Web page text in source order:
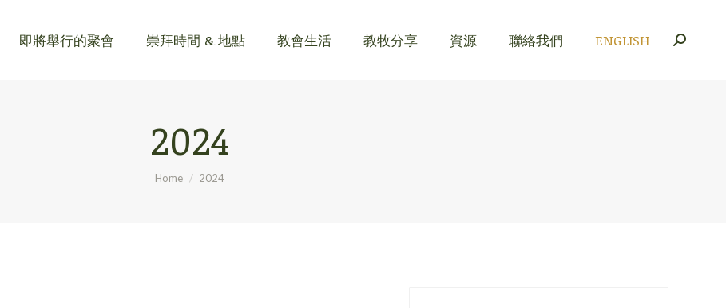
即將舉行的聚會 崇拜時間 & 地點 教會生活 教牧分享 資源 聯絡我們 ENGLISH Search:
2024
You are here:
Home 2024
即將舉行的聚會 崇拜時間 & 地點 教會生活 教牧分享 資源 聯絡我們 Search: